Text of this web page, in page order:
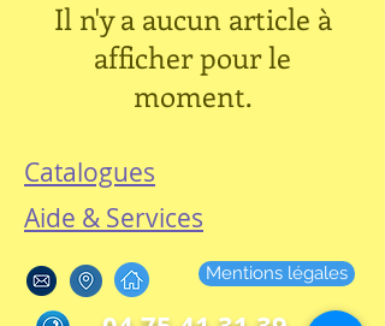
Il n'y a aucun article à
afficher pour le
moment.
Catalogues
Aide & Services
Mentions légales